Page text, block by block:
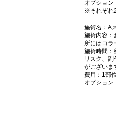
オプション
※それぞれ
施術名：A
施術内容：
所にはコラ
施術時間：
リスク、
がございま
費用：1部
オプション